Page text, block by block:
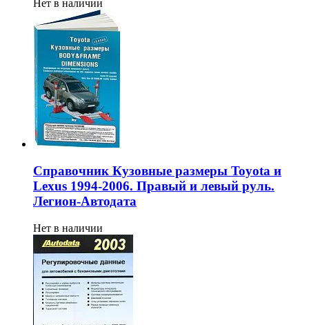
Нет в наличии
Справочник Кузовные размеры Toyota и
Lexus 1994-2006. Правый и левый руль.
Легион-Aвтодата
Нет в наличии